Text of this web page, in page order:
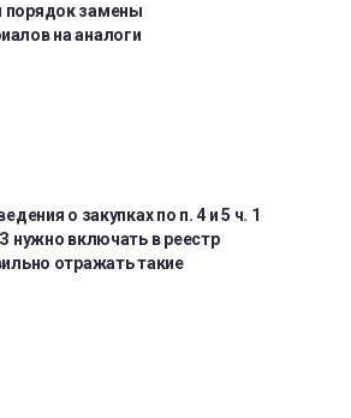
порядок замены
на аналоги
о закупках по п. 4 и 5 ч. 1
нужно включать в реестр
отражать такие